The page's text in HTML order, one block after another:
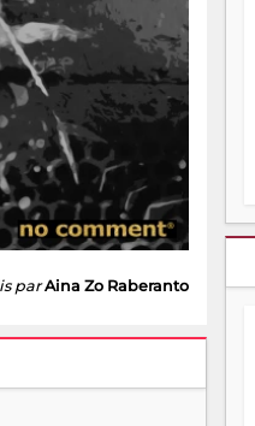
parAina Zo Raberanto